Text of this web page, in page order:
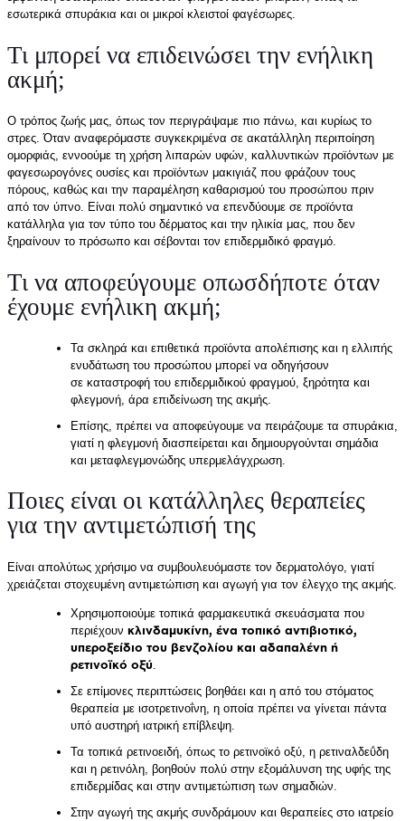
εσωτερικά σπυράκια και οι μικροί κλειστοί φαγέσωρες.
Τι μπορεί να επιδεινώσει την ενήλικη
ακμή;
Ο τρόπος ζωής μας, όπως τον περιγράψαμε πιο πάνω, και κυρίως το
στρες. Όταν αναφερόμαστε συγκεκριμένα σε ακατάλληλη περιποίηση
ομορφιάς, εννοούμε τη χρήση λιπαρών υφών, καλλυντικών προϊόντων με
φαγεσωρογόνες ουσίες και προϊόντων μακιγιάζ που φράζουν τους
πόρους, καθώς και την παραμέληση καθαρισμού του προσώπου πριν
από τον ύπνο. Είναι πολύ σημαντικό να επενδύουμε σε προϊόντα
κατάλληλα για τον τύπο του δέρματος και την ηλικία μας, που δεν
ξηραίνουν το πρόσωπο και σέβονται τον επιδερμιδικό φραγμό.
Τι να αποφεύγουμε οπωσδήποτε όταν
έχουμε ενήλικη ακμή;
Τα σκληρά και επιθετικά προϊόντα απολέπισης και η ελλιπής
ενυδάτωση του προσώπου μπορεί να οδηγήσουν
σε καταστροφή του επιδερμιδικού φραγμού, ξηρότητα και
φλεγμονή, άρα επιδείνωση της ακμής.
Επίσης, πρέπει να αποφεύγουμε να πειράζουμε τα σπυράκια,
γιατί η φλεγμονή διασπείρεται και δημιουργούνται σημάδια
και μεταφλεγμονώδης υπερμελάγχρωση.
Ποιες είναι οι κατάλληλες θεραπείες
για την αντιμετώπισή της
Είναι απολύτως χρήσιμο να συμβουλευόμαστε τον δερματολόγο, γιατί
χρειάζεται στοχευμένη αντιμετώπιση και αγωγή για τον έλεγχο της ακμής.
Χρησιμοποιούμε τοπικά φαρμακευτικά σκευάσματα που
περιέχουν κλινδαμυκίνη, ένα τοπικό αντιβιοτικό,
υπεροξείδιο του βενζολίου και αδαπαλένη ή
ρετινοϊκό οξύ
Σε επίμονες περιπτώσεις βοηθάει και η από του στόματος
θεραπεία με ισοτρετινοΐνη, η οποία πρέπει να γίνεται πάντα
υπό αυστηρή ιατρική επίβλεψη.
Τα τοπικά ρετινοειδή, όπως το ρετινοϊκό οξύ, η ρετιναλδεΰδη
και η ρετινόλη, βοηθούν πολύ στην εξομάλυνση της υφής της
επιδερμίδας και στην αντιμετώπιση των σημαδιών.
Στην αγωγή της ακμής συνδράμουν και θεραπείες στο ιατρείο